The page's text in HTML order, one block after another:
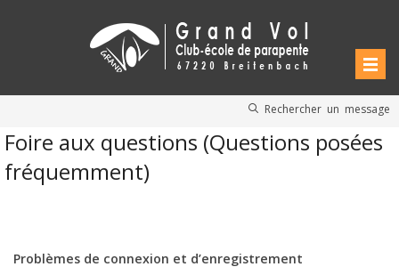
Rechercher un message
Foire aux questions (Questions posées
fréquemment)
Problèmes de connexion et d’enregistrement